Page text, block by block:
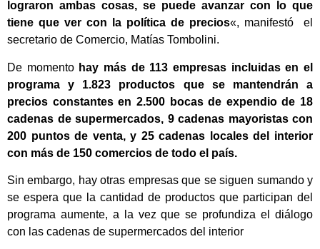
lograron ambas cosas, se puede avanzar con lo que
tiene que ver con la política de precios«, manifestó el
secretario de Comercio, Matías Tombolini.
De momento hay más de 113 empresas incluidas en el
programa y 1.823 productos que se mantendrán a
precios constantes en 2.500 bocas de expendio de 18
cadenas de supermercados, 9 cadenas mayoristas con
200 puntos de venta, y 25 cadenas locales del interior
con más de 150 comercios de todo el país.
Sin embargo, hay otras empresas que se siguen sumando y
se espera que la cantidad de productos que participan del
programa aumente, a la vez que se profundiza el diálogo
con las cadenas de supermercados del interior